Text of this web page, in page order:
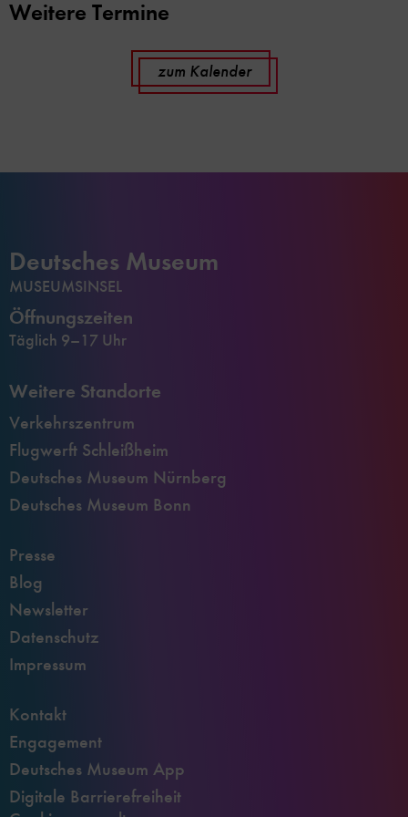
Weitere Termine
zum Kalender
Deutsches Museum
MUSEUMSINSEL
Öffnungszeiten
Täglich 9–17 Uhr
Weitere Standorte
Verkehrszentrum
Flugwerft Schleißheim
Deutsches Museum Nürnberg
Deutsches Museum Bonn
Presse
Blog
Newsletter
Datenschutz
Impressum
Kontakt
Engagement
Deutsches Museum App
Digitale Barrierefreiheit